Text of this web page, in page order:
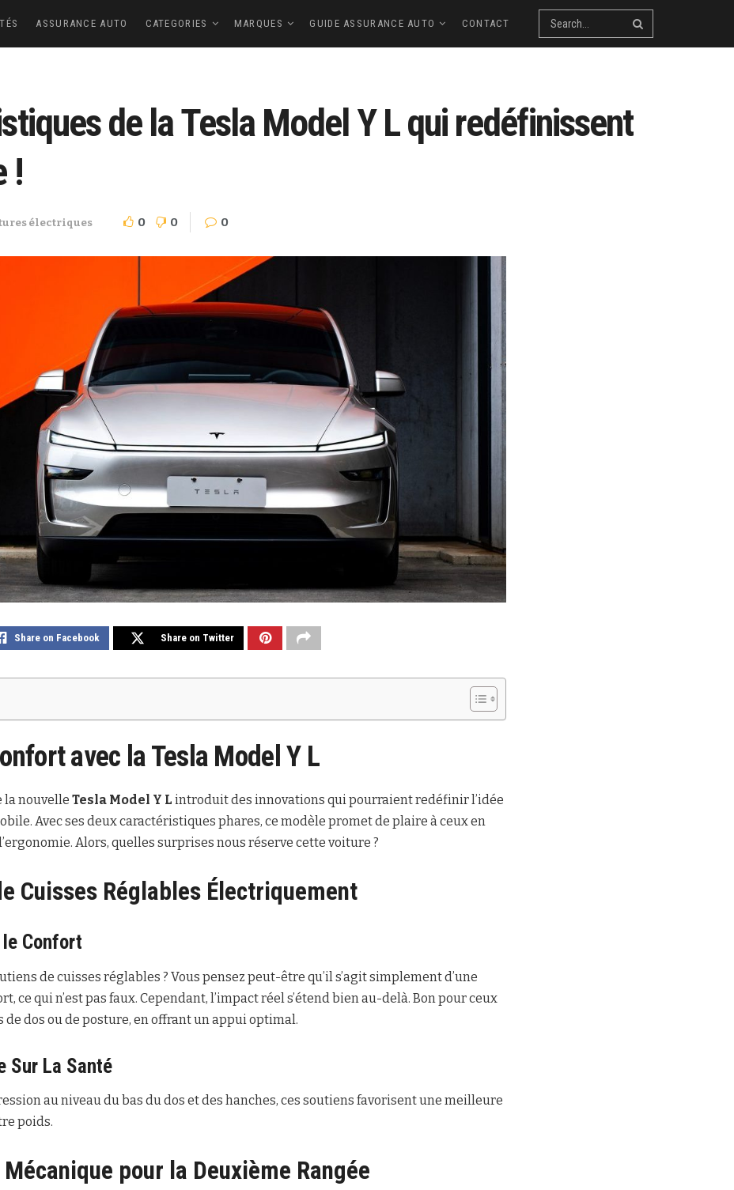
ASSURANCE AUTO CATEGORIES MARQUES GUIDE ASSURANCE AUTO CONTACT
de la Tesla Model Y L qui redéfinissent
!
électriques 0 0 0
Share on Facebook Share on Twitter
avec laTesla Model Y L
la nouvelle Tesla Model Y L introduit des innovations qui pourraient redéfinir l’idée
Avec ses deux caractéristiques phares, ce modèle promet de plaire à ceux en
Alors, quelles surprises nous réserve cette voiture ?
Cuisses Réglables Électriquement
Confort
de cuisses réglables ? Vous pensez peut-être qu’il s’agit simplement d’une
ce qui n’est pas faux. Cependant, l’impact réel s’étend bien au-delà. Bon pour ceux
de dos ou de posture, en offrant un appui optimal.
Sur La Santé
au niveau du bas du dos et des hanches, ces soutiens favorisent une meilleure
poids.
pour la Deuxième Rangée